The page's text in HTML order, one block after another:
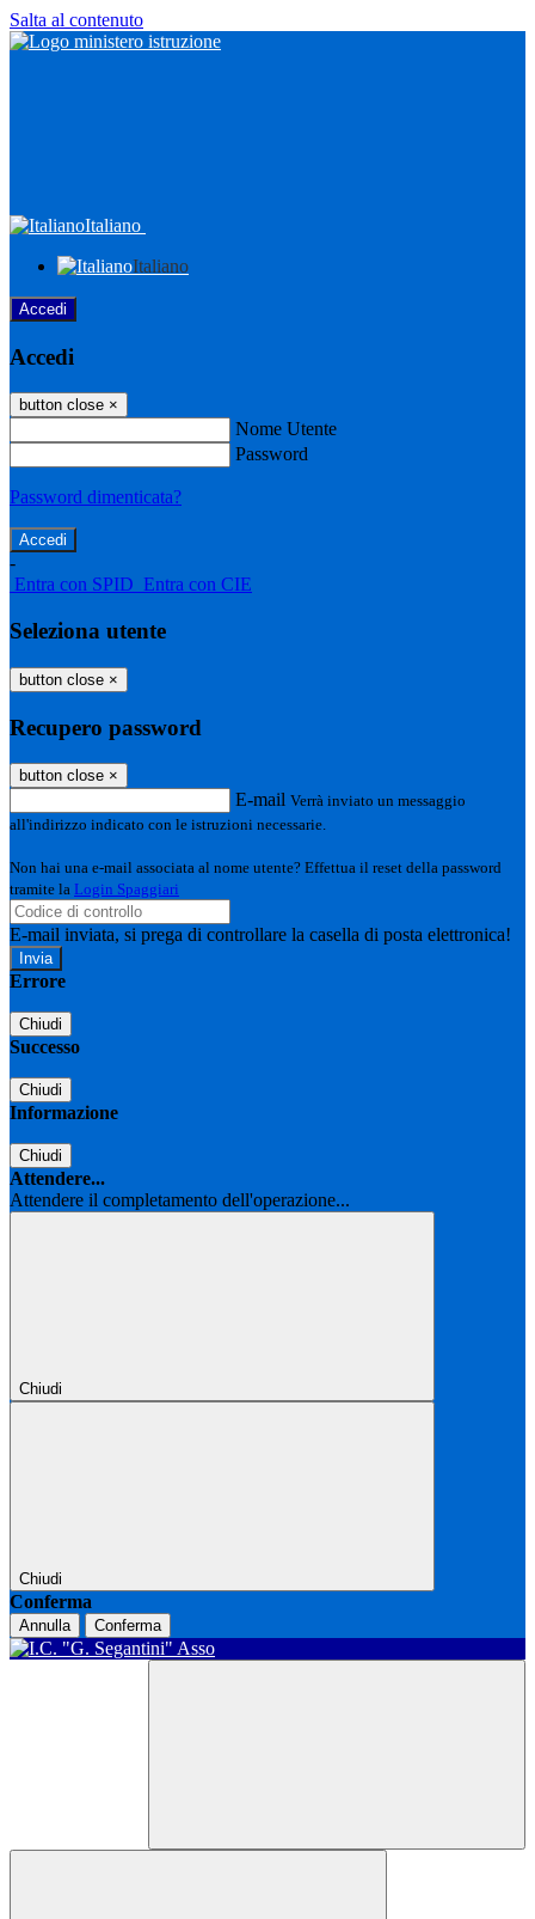
Salta al contenuto
Italiano
Italiano
Accedi
Accedi
button close ×
Nome Utente
Password
Password dimenticata?
-
Entra con SPID Entra con CIE
Seleziona utente
button close ×
Recupero password
button close ×
E-mail Verrà inviato un messaggio
all'indirizzo indicato con le istruzioni necessarie.
Non hai una e-mail associata al nome utente? Effettua il reset della password
tramite la Login Spaggiari
E-mail inviata, si prega di controllare la casella di posta elettronica!
Errore
Chiudi
Successo
Chiudi
Informazione
Chiudi
Attendere...
Attendere il completamento dell'operazione...
Chiudi
Chiudi
Conferma
Annulla Conferma